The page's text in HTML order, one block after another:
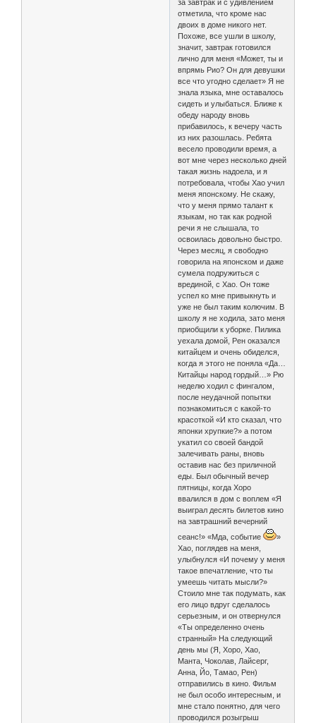
за завтрак и с удивлением
отметила, что кроме нас
двоих в доме никого нет.
Похоже, все ушли в школу,
значит, завтрак готовился
лично для меня «Может, ты и
впрямь Рио? Он для девушки
все что угодно сделает» Я не
знала языка, мне оставалось
сидеть и улыбаться. Ближе к
обеду народу вновь
прибавилось, к вечеру часть
из них разошлась. Ребята
весело проводили время, а
вот мне через несколько дней
такая жизнь надоела, и я
потребовала, чтобы Хао учил
меня японскому. Не скажу,
что у меня прямо талант к
языкам, но так как родной
речи я не слышала, то
освоилась довольно быстро.
Через месяц, я свободно
говорила на японском и даже
сумела подружиться с
врединой, с Хао. Он тоже
успел ко мне привыкнуть и
уже не был таким колючим. В
школу я не ходила, зато меня
приобщили к уборке. Пилика
уехала домой, Рен оказался
китайцем и очень обиделся,
когда я этого не поняла «Да…
Китайцы народ гордый…» Рю
неделю ходил с фингалом,
после неудачной попытки
познакомиться с какой-то
красоткой «И кто сказал, что
японки хрупкие?» а потом
укатил со своей бандой
залечивать раны, вновь
оставив нас без приличной
еды. Был обычный вечер
пятницы, когда Хоро
ввалился в дом с воплем «Я
выиграл десять билетов кино
на завтрашний вечерний
сеанс!» «Мда, событие
»
Хао, поглядев на меня,
улыбнулся «И почему у меня
такое впечатление, что ты
умеешь читать мысли?»
Стоило мне так подумать, как
его лицо вдруг сделалось
серьезным, и он отвернулся
«Ты определенно очень
странный» На следующий
день мы (Я, Хоро, Хао,
Манта, Чоколав, Лайсерг,
Анна, Йо, Тамао, Рен)
отправились в кино. Фильм
не был особо интересным, и
мне стало понятно, для чего
проводился розыгрыш